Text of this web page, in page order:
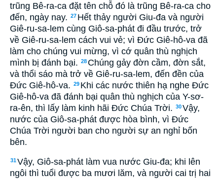
trũng Bê-ra-ca đặt tên chỗ đó là trũng Bê-ra-ca cho
đến, ngày nay. 27 Hết thảy người Giu-đa và người
Giê-ru-sa-lem cùng Giô-sa-phát đi đầu trước, trở
về Giê-ru-sa-lem cách vui vẻ; vì Ðức Giê-hô-va đã
làm cho chúng vui mừng, vì cớ quân thù nghịch
mình bị đánh bại. 28 Chúng gảy đờn cầm, đờn sắt,
và thổi sáo mà trở về Giê-ru-sa-lem, đến đền của
Ðức Giê-hô-va. 29 Khi các nước thiên hạ nghe Ðức
Giê-hô-va đã đánh bại quân thù nghịch của Y-sơ-
ra-ên, thì lấy làm kinh hãi Ðức Chúa Trời. 30Vậy,
nước của Giô-sa-phát được hòa bình, vì Ðức
Chúa Trời người ban cho người sự an nghỉ bốn
bên.
31Vậy, Giô-sa-phát làm vua nước Giu-đa; khi lên
ngôi thì tuổi được ba mươi lăm, và người cai trị hai